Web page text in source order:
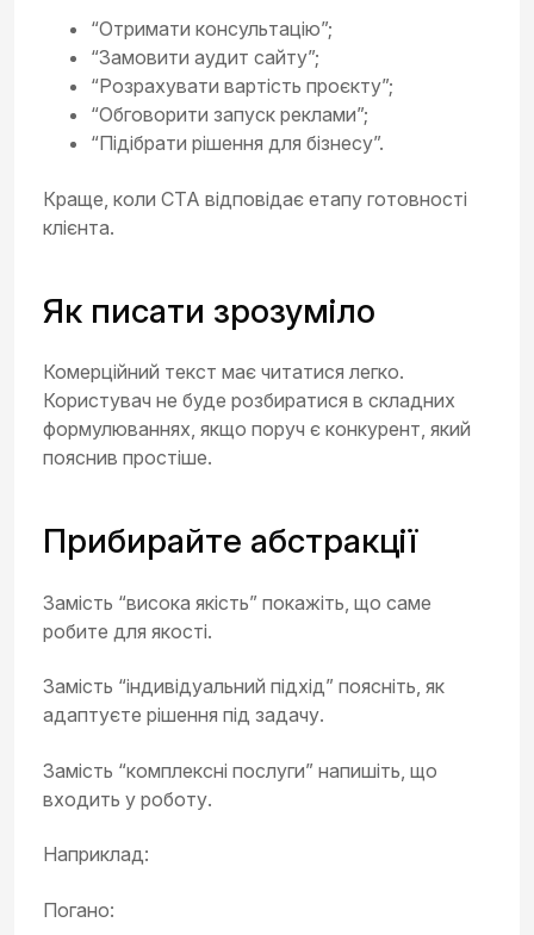
“Отримати консультацію”;
“Замовити аудит сайту”;
“Розрахувати вартість проєкту”;
“Обговорити запуск реклами”;
“Підібрати рішення для бізнесу”.
Краще, коли CTA відповідає етапу готовності
клієнта.
Як писати зрозуміло
Комерційний текст має читатися легко.
Користувач не буде розбиратися в складних
формулюваннях, якщо поруч є конкурент, який
пояснив простіше.
Прибирайте абстракції
Замість “висока якість” покажіть, що саме
робите для якості.
Замість “індивідуальний підхід” поясніть, як
адаптуєте рішення під задачу.
Замість “комплексні послуги” напишіть, що
входить у роботу.
Наприклад:
Погано: